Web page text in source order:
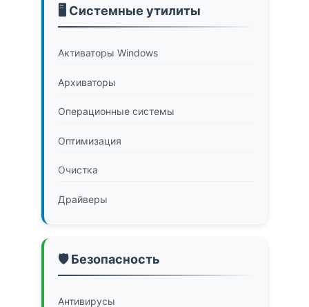
🖥️ Системные утилиты
Активаторы Windows
Архиваторы
Операционные системы
Оптимизация
Очистка
Драйверы
🛡️ Безопасность
Антивирусы